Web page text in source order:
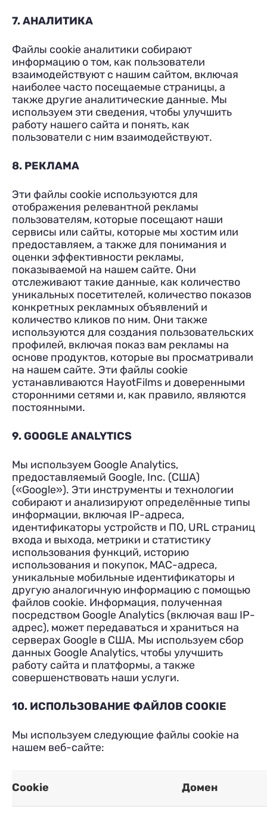
7. АНАЛИТИКА
Файлы cookie аналитики собирают
информацию о том, как пользователи
взаимодействуют с нашим сайтом, включая
наиболее часто посещаемые страницы, а
также другие аналитические данные. Мы
используем эти сведения, чтобы улучшить
работу нашего сайта и понять, как
пользователи с ним взаимодействуют.
8. РЕКЛАМА
Эти файлы cookie используются для
отображения релевантной рекламы
пользователям, которые посещают наши
сервисы или сайты, которые мы хостим или
предоставляем, а также для понимания и
оценки эффективности рекламы,
показываемой на нашем сайте. Они
отслеживают такие данные, как количество
уникальных посетителей, количество показов
конкретных рекламных объявлений и
количество кликов по ним. Они также
используются для создания пользовательских
профилей, включая показ вам рекламы на
основе продуктов, которые вы просматривали
на нашем сайте. Эти файлы cookie
устанавливаются HayotFilms и доверенными
сторонними сетями и, как правило, являются
постоянными.
9. GOOGLE ANALYTICS
Мы используем Google Analytics,
предоставляемый Google, Inc. (США)
(«Google»). Эти инструменты и технологии
собирают и анализируют определённые типы
информации, включая IP-адреса,
идентификаторы устройств и ПО, URL страниц
входа и выхода, метрики и статистику
использования функций, историю
использования и покупок, MAC-адреса,
уникальные мобильные идентификаторы и
другую аналогичную информацию с помощью
файлов cookie. Информация, полученная
посредством Google Analytics (включая ваш IP-
адрес), может передаваться и храниться на
серверах Google в США. Мы используем сбор
данных Google Analytics, чтобы улучшить
работу сайта и платформы, а также
совершенствовать наши услуги.
10. ИСПОЛЬЗОВАНИЕ ФАЙЛОВ COOKIE
Мы используем следующие файлы cookie на
нашем веб-сайте:
Cookie Домен